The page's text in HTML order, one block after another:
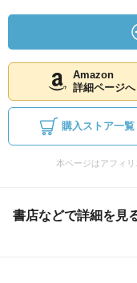
Amazon
詳細ページへ
購入ストア一覧
本ページはアフィ
書店などで詳細を見